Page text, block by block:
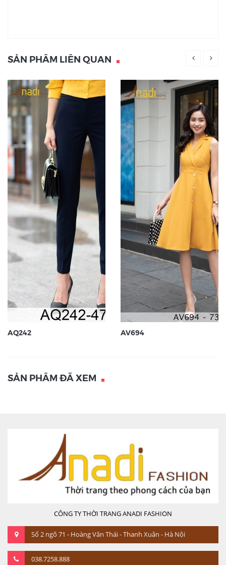
SẢN PHẨM LIÊN QUAN
AQ242 AV694
SẢN PHẨM ĐÃ XEM
CÔNG TY THỜI TRANG ANADI FASHION
Số 2 ngõ 71 - Hoàng Văn Thái - Thanh Xuân - Hà Nội
038.7258.888